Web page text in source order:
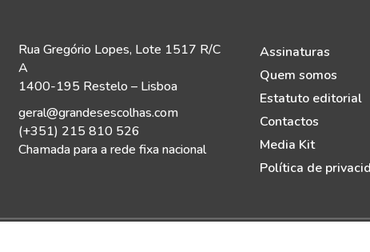
Rua Gregório Lopes, Lote 1517 R/C
A
1400-195 Restelo – Lisboa
geral@grandesescolhas.com
(+351) 215 810 526
Chamada para a rede fixa nacional
Assinaturas
Quem somos
Estatuto editorial
Contactos
Media Kit
Política de